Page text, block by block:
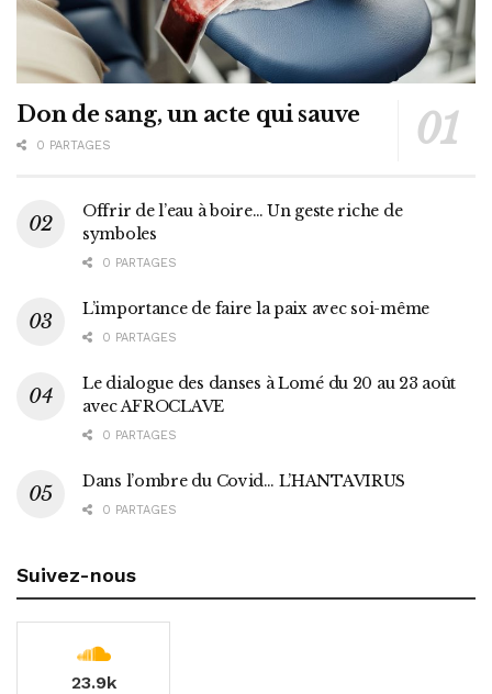
Don de sang, un acte qui sauve
0 PARTAGES
Offrir de l’eau à boire… Un geste riche de
symboles
0 PARTAGES
L’importance de faire la paix avec soi-même
0 PARTAGES
Le dialogue des danses à Lomé du 20 au 23 août
avec AFROCLAVE
0 PARTAGES
Dans l’ombre du Covid… L’HANTAVIRUS
0 PARTAGES
Suivez-nous
23.9k